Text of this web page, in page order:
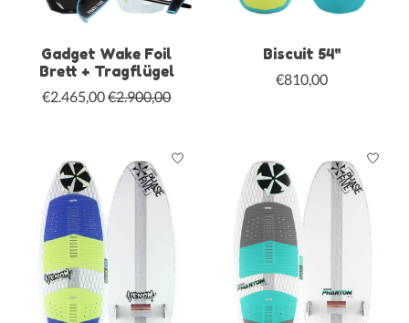
Gadget Wake Foil
Brett + Tragflügel
€2.465,00€2.900,00
Biscuit 54"
€810,00